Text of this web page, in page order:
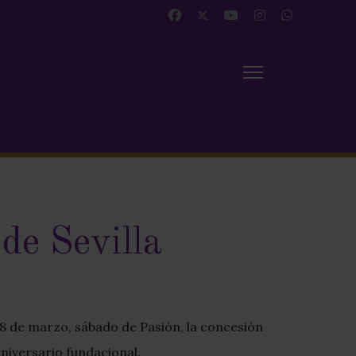
Sevilla
de marzo, sábado de Pasión, la concesión
fundacional.